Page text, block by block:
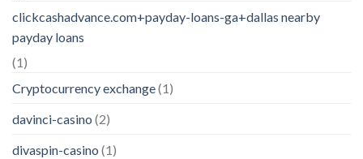
clickcashadvance.com+payday-loans-ga+dallas nearby
payday loans
(1)
Cryptocurrency exchange(1)
davinci-casino (2)
divaspin-casino (1)